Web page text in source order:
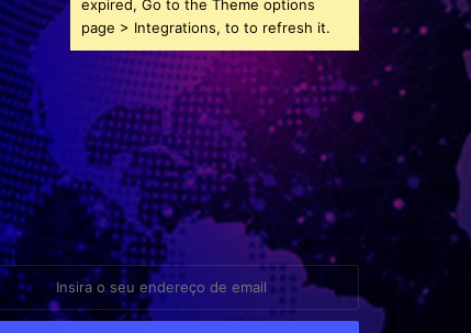
expired, Go to the Theme options
page > Integrations, to to refresh it.